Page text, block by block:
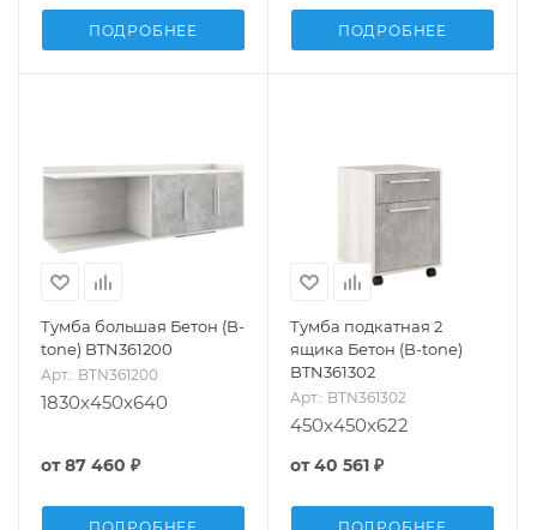
ПОДРОБНЕЕ ПОДРОБНЕЕ
Тумба большая Бетон (B-
tone) BTN361200
Арт.: BTN361200
1830x450x640
от87 460 ₽
Тумба подкатная 2
ящика Бетон (B-tone)
BTN361302
Арт.: BTN361302
450x450x622
от40 561 ₽